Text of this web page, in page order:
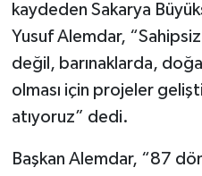
kaydeden Sakarya
Yusuf Alemdar,
değil, barınaklarda,
olması için projeler
atıyoruz” dedi.
Başkan Alemdar, “87